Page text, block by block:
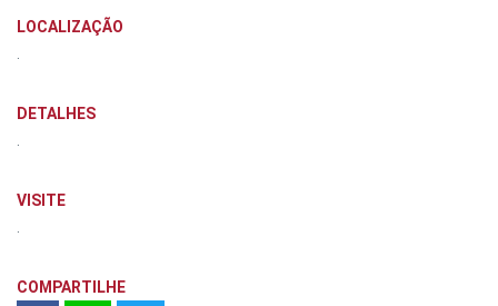
LOCALIZAÇÃO
DETALHES
VISITE
COMPARTILHE